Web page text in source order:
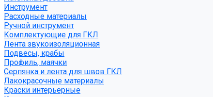
Инструмент
Расходные материалы
Ручной инструмент
Комплектующие для ГКЛ
Лента звукоизоляционная
Подвесы, крабы
Профиль, маячки
Серпянка и лента для швов ГКЛ
Лакокрасочные материалы
Краски интерьерные